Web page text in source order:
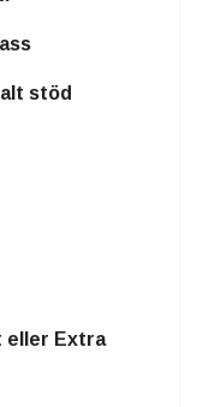
stöd
eller Extra